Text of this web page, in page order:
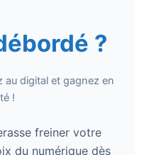
?
au digital et gagnez en
!
freiner votre
du numérique dès